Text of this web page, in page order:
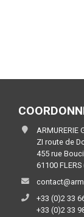
ARMURERIE
ZI route de
455 rue
61100
+33 (0)2 33
+33 (0)2 33